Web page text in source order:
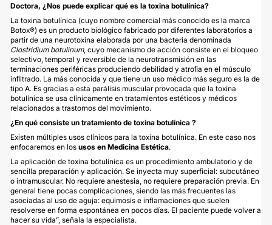
Doctora, ¿Nos puede explicar qué es la toxina botulínica?
La toxina botulínica (cuyo nombre comercial más conocido es la marca
Botox®) es un producto biológico fabricado por diferentes laboratorios a
partir de una neurotoxina elaborada por una bacteria denominada
Clostridium botulinum, cuyo mecanismo de acción consiste en el bloqueo
selectivo, temporal y reversible de la neurotransmisión en las
terminaciones periféricas produciendo debilidad y atroﬁa en el músculo
inﬁltrado. La más conocida y que tiene un uso médico más seguro es la de
tipo A. Es gracias a esta parálisis muscular provocada que la toxina
botulínica se usa clínicamente en tratamientos estéticos y médicos
relacionados a trastornos del movimiento.
¿En qué consiste un tratamiento de toxina botulínica ?
Existen múltiples usos clínicos para la toxina botulínica. En este caso nos
enfocaremos en los usos en Medicina Estética.
La aplicación de toxina botulínica es un procedimiento ambulatorio y de
sencilla preparación y aplicación. Se inyecta muy superficial: subcutáneo
o intramuscular. No requiere anestesia, no requiere preparación previa. En
general tiene pocas complicaciones, siendo las más frecuentes las
asociadas al uso de aguja: equimosis e inflamaciones que suelen
resolverse en forma espontánea en pocos días. El paciente puede volver a
hacer su vida”, señala la especialista.